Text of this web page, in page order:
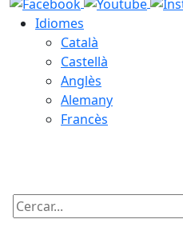
Idiomes
Català
Castellà
Anglès
Alemany
Francès
Cercar: